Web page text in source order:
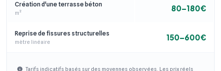
Création d'une terrasse béton
m² 80–180€
Reprise de fissures structurelles
mètre linéaire 150–600€
Tarifs indicatifs basés sur des moyennes observées. Les prix réels